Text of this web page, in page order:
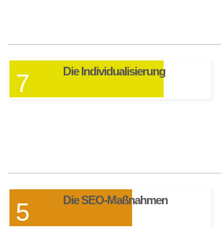
7 Die Individualisierung
5 Die SEO-Maßnahmen